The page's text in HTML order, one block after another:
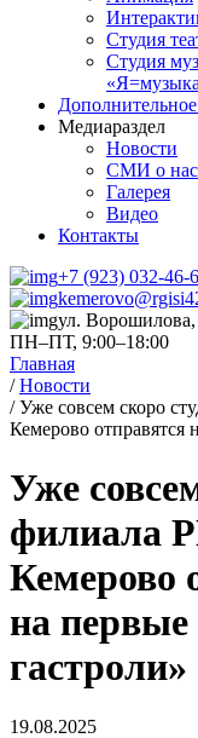
Студия
Студия
Медиараздел
Новости
СМИ о нас
Галерея
Видео
Контакты
+7 (923) 032-46-
ул. Ворошилова,
ПН–ПТ, 9:00–18:00
Главная
/ Новости
/ Уже совсем скоро
Кемерово отправятся
Уже
филиала
Кемерово
на
гастроли»
19.08.2025